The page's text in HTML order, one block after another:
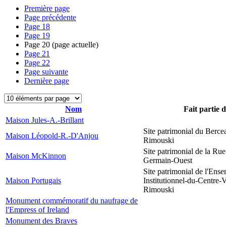
Première page
Page précédente
Page 18
Page 19
Page 20 (page actuelle)
Page 21
Page 22
Page suivante
Dernière page
Nom
Fait partie
Maison Jules-A.-Brillant
Maison Léopold-R.-D'Anjou
Site patrimonial du
Rimouski
Maison McKinnon
Site patrimonial de la
Germain-Ouest
Maison Portugais
Site patrimonial de
Institutionnel-du-Centre-
Rimouski
Monument commémoratif du naufrage de
l'Empress of Ireland
Monument des Braves